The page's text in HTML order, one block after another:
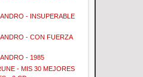
- INSUPERABLE
- CON FUERZA
- 1985
- MIS 30 MEJORES